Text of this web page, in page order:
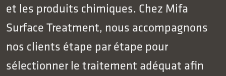
et les produits chimiques. Chez Mifa
Surface Treatment, nous accompagnons
nos clients étape par étape pour
sélectionner le traitement adéquat afin